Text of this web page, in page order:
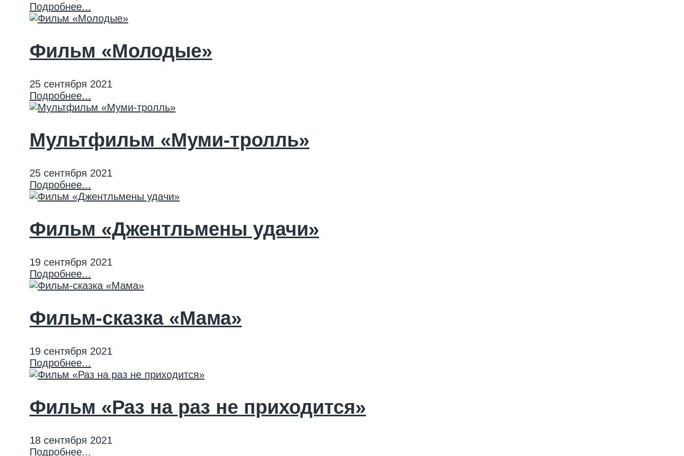
Подробнее...
Фильм «Молодые»
25 сентября 2021
Подробнее...
Мультфильм «Муми-тролль»
25 сентября 2021
Подробнее...
Фильм «Джентльмены удачи»
19 сентября 2021
Подробнее...
Фильм-сказка «Мама»
19 сентября 2021
Подробнее...
Фильм «Раз на раз не приходится»
18 сентября 2021
Подробнее...